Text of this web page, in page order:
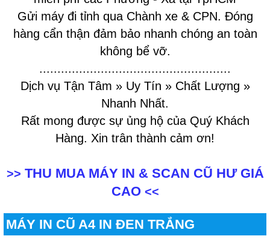
Gửi máy đi tỉnh qua Chành xe & CPN. Đóng
hàng cẩn thận đảm bảo nhanh chóng an toàn
không bể vỡ.
.....................................................
Dịch vụ Tận Tâm » Uy Tín » Chất Lượng »
Nhanh Nhất.
Rất mong được sự ủng hộ của Quý Khách
Hàng. Xin trân thành cảm ơn!
>> THU MUA MÁY IN & SCAN CŨ HƯ GIÁ
CAO<<
MÁY IN CŨ A4 IN ĐEN TRẮNG